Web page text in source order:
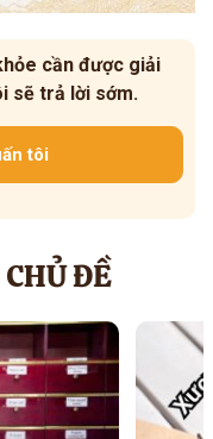
cần được giải
sẽ trả lời sớm.
tôi
ĐỀ